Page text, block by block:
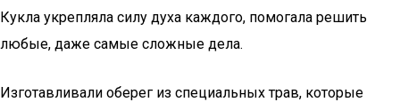
Кукла укрепляла силу духа каждого, помогала решить
любые, даже самые сложные дела.
Изготавливали оберег из специальных трав, которые